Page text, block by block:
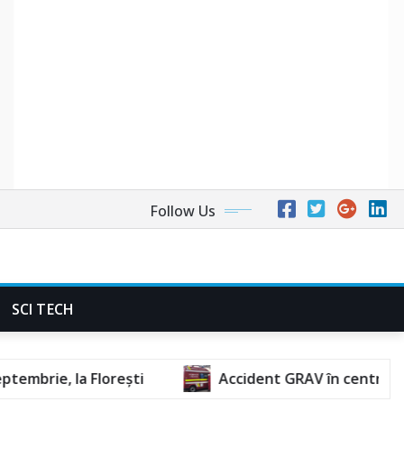
Follow Us
SCI TECH
Accident GRAV în centrul orașului. O femeie a